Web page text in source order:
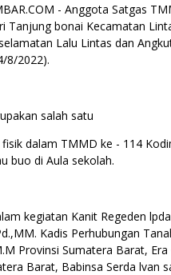
- Anggota Satgas
Tanjung bonai Kecamatan
Lalu Lintas dan
8/2022).
salah satu
dalam TMMD ke - 114
buo di Aula sekolah.
kegiatan Kanit Regeden
Kadis Perhubungan
Provinsi Sumatera Barat,
Barat, Babinsa Serda lvan